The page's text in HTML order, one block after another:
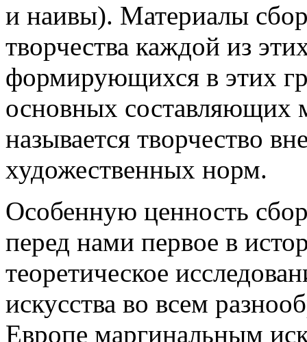
и наивы). Материалы
творчества каждой из
формирующихся в этих
основных составляющих
называется творчество
художественных норм.
Особенную ценность
перед нами первое в
теоретическое
искусства во всем
Европе маргинальным